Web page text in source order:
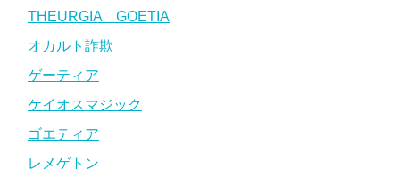
THEURGIA GOETIA
オカルト詐欺
ゲーティア
ケイオスマジック
ゴエティア
レメゲトン